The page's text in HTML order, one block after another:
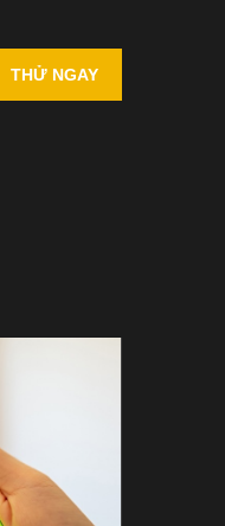
THỬ NGAY